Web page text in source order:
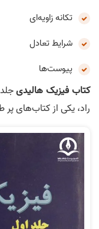
تکانه زاویه‌ای
شرایط تعادل
پیوست‌ها
کتاب فیزیک هالیدیجلد
راد، یکی از کتاب‌های پر